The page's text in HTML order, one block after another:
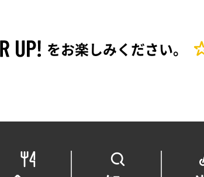
をお楽しみください。